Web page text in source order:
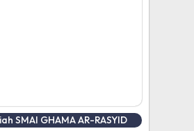
SMAI GHAMA AR-RASYID